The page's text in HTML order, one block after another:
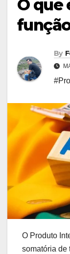
O que
By
O Produto
somatória de